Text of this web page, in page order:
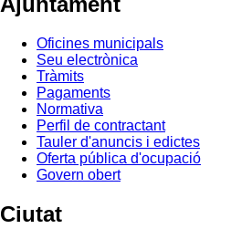
Oficines municipals
Seu electrònica
Tràmits
Pagaments
Normativa
Perfil de contractant
Tauler d'anuncis i edictes
Oferta pública d'ocupació
Govern obert
Ciutat